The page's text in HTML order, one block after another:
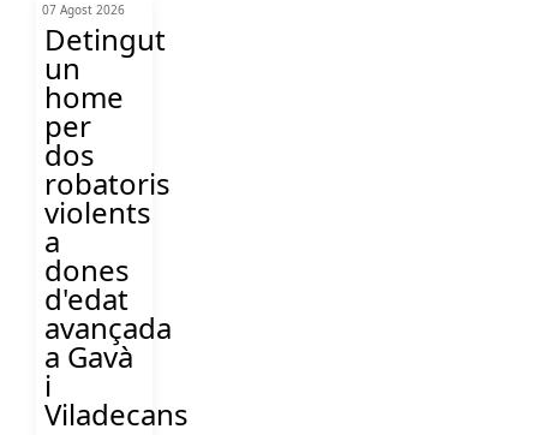
07 Agost 2026
Detingut
un
home
per
dos
robatoris
violents
a
dones
d'edat
avançada
a Gavà
i
Viladecans